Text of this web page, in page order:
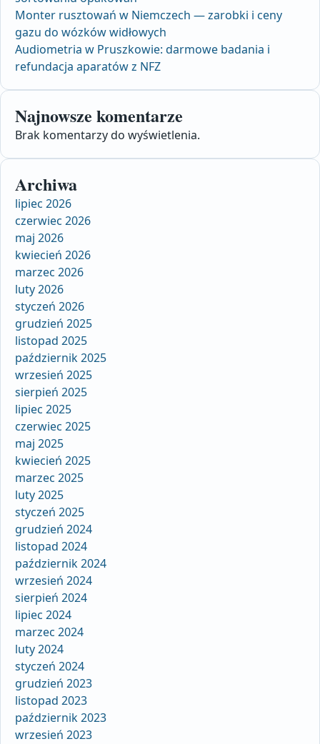
Monter rusztowań w Niemczech — zarobki i ceny
gazu do wózków widłowych
Audiometria w Pruszkowie: darmowe badania i
refundacja aparatów z NFZ
Najnowsze komentarze
Brak komentarzy do wyświetlenia.
Archiwa
lipiec 2026
czerwiec 2026
maj 2026
kwiecień 2026
marzec 2026
luty 2026
styczeń 2026
grudzień 2025
listopad 2025
październik 2025
wrzesień 2025
sierpień 2025
lipiec 2025
czerwiec 2025
maj 2025
kwiecień 2025
marzec 2025
luty 2025
styczeń 2025
grudzień 2024
listopad 2024
październik 2024
wrzesień 2024
sierpień 2024
lipiec 2024
marzec 2024
luty 2024
styczeń 2024
grudzień 2023
listopad 2023
październik 2023
wrzesień 2023